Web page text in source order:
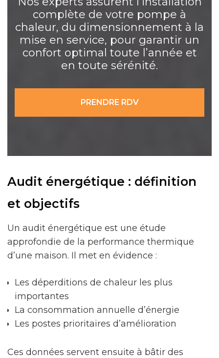
complète de votre pompe à
chaleur, du dimensionnement à la
mise en service, pour garantir un
confort optimal toute l’année et
en toute sérénité.
PRENDRE RDV
Audit énergétique : définition
et objectifs
Un audit énergétique est une étude
approfondie de la performance thermique
d’une maison. Il met en évidence :
Les déperditions de chaleur les plus
importantes
La consommation annuelle d’énergie
Les postes prioritaires d’amélioration
Ces données servent ensuite à bâtir des